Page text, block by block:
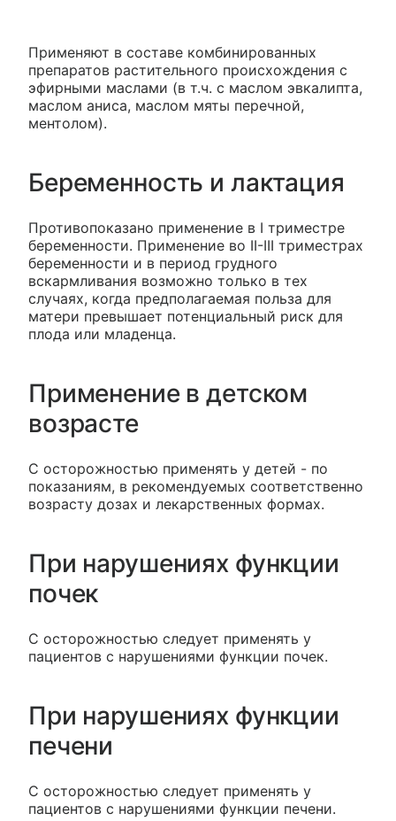
Применяют в составе комбинированных
препаратов растительного происхождения с
эфирными маслами (в т.ч. с маслом эвкалипта,
маслом аниса, маслом мяты перечной,
ментолом).
Беременность и лактация
Противопоказано применение в I триместре
беременности. Применение во II-III триместрах
беременности и в период грудного
вскармливания возможно только в тех
случаях, когда предполагаемая польза для
матери превышает потенциальный риск для
плода или младенца.
Применение в детском
возрасте
С осторожностью применять у детей - по
показаниям, в рекомендуемых соответственно
возрасту дозах и лекарственных формах.
При нарушениях функции
почек
С осторожностью следует применять у
пациентов с нарушениями функции почек.
При нарушениях функции
печени
С осторожностью следует применять у
пациентов с нарушениями функции печени.